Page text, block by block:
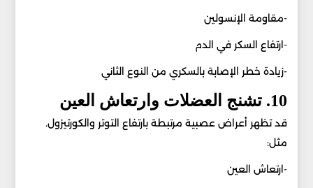
-مقاومة الإنسولين
-ارتفاع السكر في الدم
-زيادة خطر الإصابة بالسكري من النوع الثاني
10. تشنج العضلات وارتعاش العين
قد تظهر أعراض عصبية مرتبطة بارتفاع التوتر والكورتيزول.
مثل:
-ارتعاش العين